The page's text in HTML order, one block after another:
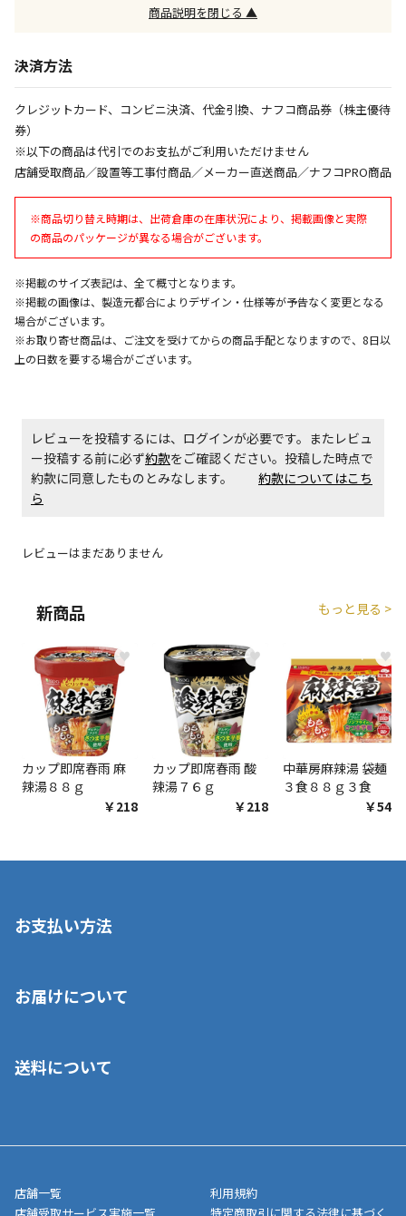
午前9時までのご注文確定した商品については、当日に
は、休業明けからの出荷対応となります。
設置工事代金も含まれた商品です
お見積商品です。金額・施工日はお打ち合わせの上、
決定となります。
お見積商品です。金額・施工日はお打ち合わせの上、
決定となります。
商品購入個数ごとに送料がかかる商品です
商品説明を閉じる ▲
決済方法
クレジットカード、コンビニ決済、代金引換、ナフコ商品券（株主優待
券）
※以下の商品は代引でのお支払がご利用いただけません
店舗受取商品／設置等工事付商品／メーカー直送商品／ナフコPRO商品
※商品切り替え時期は、出荷倉庫の在庫状況により、掲載画像と実際
の商品のパッケージが異なる場合がございます。
※掲載のサイズ表記は、全て概寸となります。
※掲載の画像は、製造元都合によりデザイン・仕様等が予告なく変更となる
場合がございます。
※お取り寄せ商品は、ご注文を受けてからの商品手配となりますので、8日以
上の日数を要する場合がございます。
レビューを投稿するには、ログインが必要です。またレビュ
ー投稿する前に必ず約款をご確認ください。投稿した時点で
約款に同意したものとみなします。 約款についてはこち
ら
レビューはまだありません
新商品 もっと見る >
♥
カップ即席春雨 麻
辣湯８８ｇ
￥218
♥
カップ即席春雨 酸
辣湯７６ｇ
￥218
♥
中華房麻辣湯 袋麺
３食８８ｇ３食
￥548
お支払い方法
いいただくことはできません。ご了承ください。
■代金引換(代引)※手数料がかかります
■商品によっては一部決済方法が使用できない場合がございま
お届けについて
ご注文が確認出来次第、1～4営業日に発送いたします。「お取り
業日にてお引渡しとなります。(離島などの場合、例外もあります)
メーカー直送品など一部商品については、その他商品との購入に
制限がかかる場合がございます。また発送日についても、通常と
送料について
店舗一覧
利用規約